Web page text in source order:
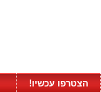
הצטרפו עכשיו!